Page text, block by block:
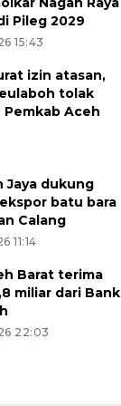
Pileg 2029
15:43
izin atasan,
tolak
Pemkab Aceh
Jaya dukung
batu bara
Calang
11:14
Barat terima
miliar dari Bank
22:03